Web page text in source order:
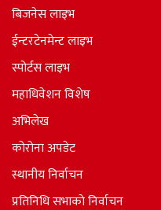
बिजनेस लाइभ
ईन्टरटेनमेन्ट लाइभ
स्पोर्टस लाइभ
महाधिवेशन विशेष
अभिलेख
कोरोना अपडेट
स्थानीय निर्वाचन
प्रतिनिधि सभाकाे निर्वाचन